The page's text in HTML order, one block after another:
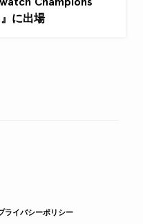
に出場
ライバシーポリシー